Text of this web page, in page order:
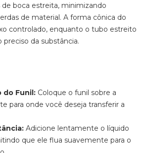
boca estreita, minimizando
de material. A forma cônica do
controlado, enquanto o tubo estreito
da substância.
do Funil: Coloque o funil sobre a
para onde você deseja transferir a
Adicione lentamente o líquido
que ele flua suavemente para o